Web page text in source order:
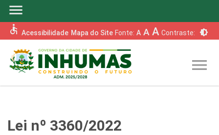
menu
accessible Acessibilidade Mapa do Site Fonte: A A A Contraste: brightness_6
menu
Lei nº 3360/2022